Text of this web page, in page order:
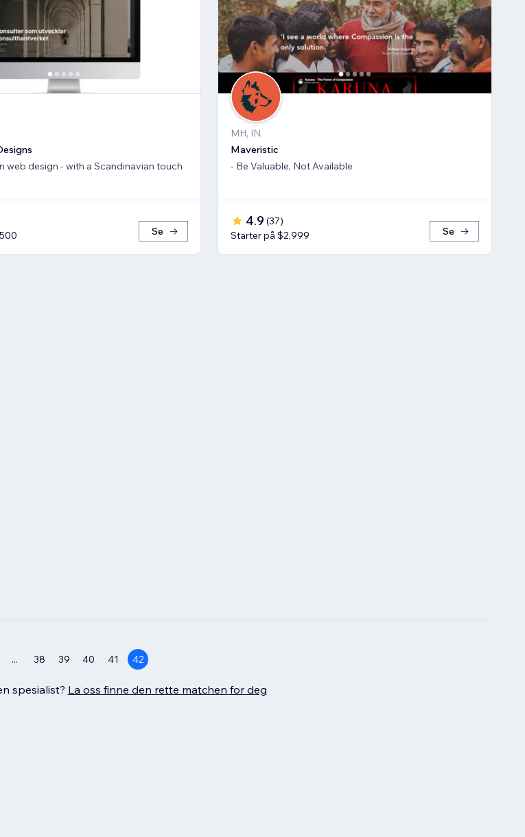
web design - with a Scandinavian touch
Se
MH, IN
Maveristic
- Be Valuable, Not Available
4.9 (37)
Starter på $2,999
Se
... 38 39 40 41 42
spesialist? La oss finne den rette matchen for deg